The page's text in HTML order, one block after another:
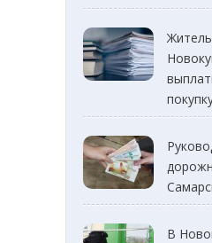
Житель
В